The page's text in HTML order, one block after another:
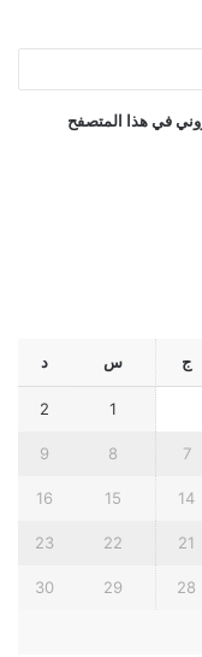
في هذا المتصفح
ج س د
1
2
7
8
9
14
15
16
21
22
23
28
29
30